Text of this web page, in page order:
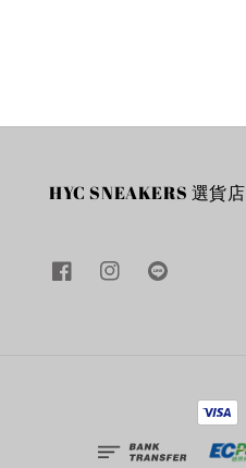
HYC SNEAKERS 選貨店